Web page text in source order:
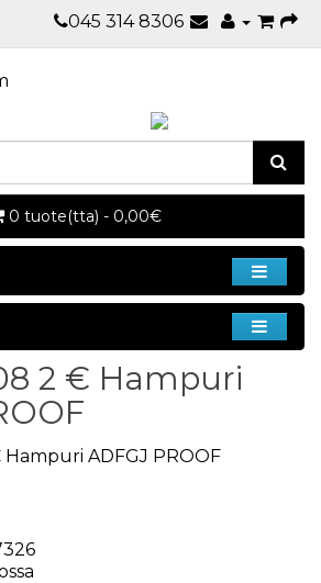
045 314 8306
0 tuote(tta) - 0,00€
2 € Hampuri